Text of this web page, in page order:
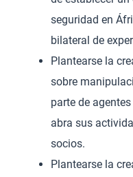
seguridad en
bilateral de
Plantearse la
sobre
parte de
abra sus
socios.
Plantearse la